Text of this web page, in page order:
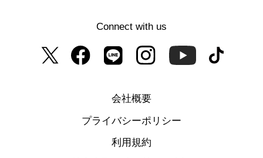
Connect with us
会社概要
プライバシーポリシー
利用規約